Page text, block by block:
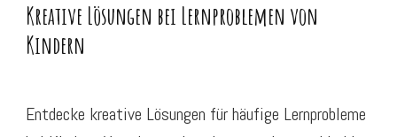
Kreative Lösungen bei Lernproblemen von
Kindern
Entdecke kreative Lösungen für häufige Lernprobleme